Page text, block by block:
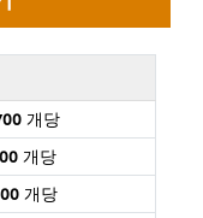
개당
개당
개당